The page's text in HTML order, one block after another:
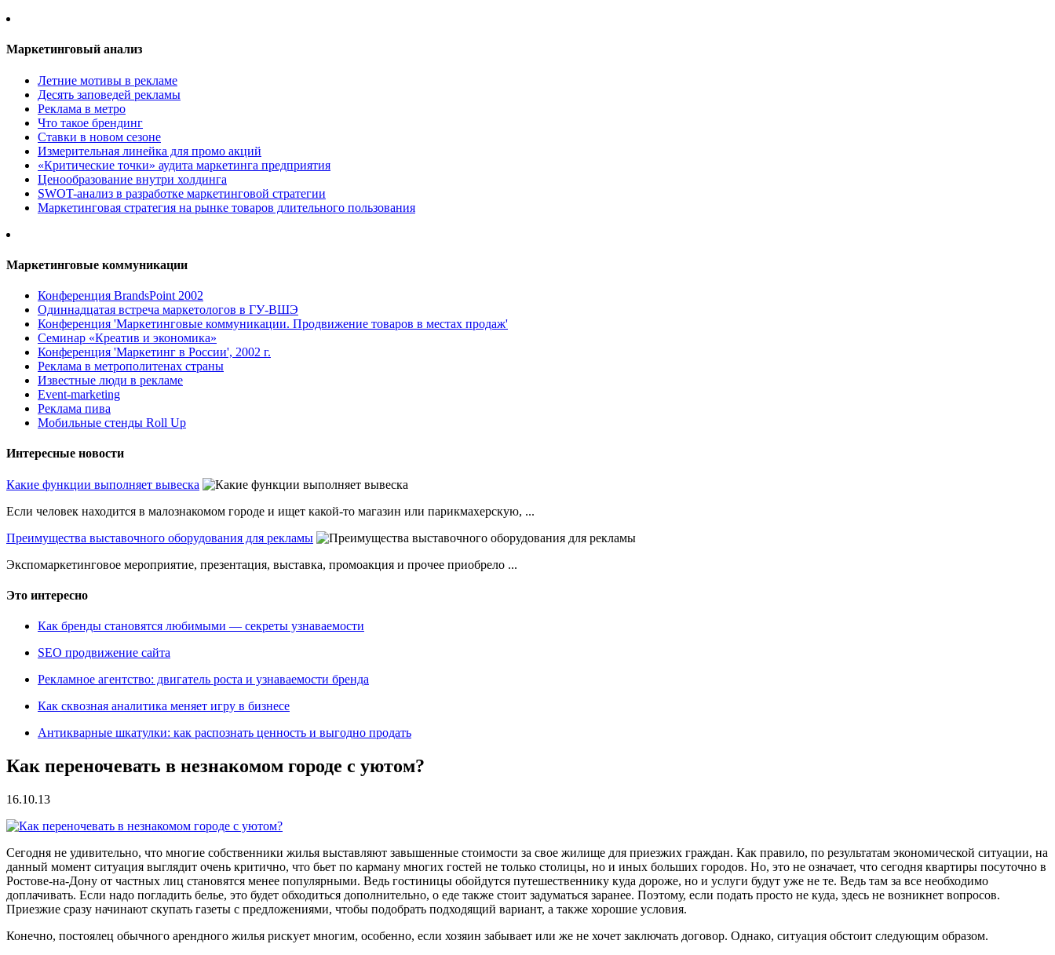
Маркетинговый анализ
Летние мотивы в рекламе
Десять заповедей рекламы
Реклама в метро
Что такое брендинг
Ставки в новом сезоне
Измерительная линейка для промо акций
«Критические точки» аудита маркетинга предприятия
Ценообразование внутри холдинга
SWOT-анализ в разработке маркетинговой стратегии
Маркетинговая стратегия на рынке товаров длительного пользования
Маркетинговые коммуникации
Конференция BrandsPoint 2002
Одиннадцатая встреча маркетологов в ГУ-ВШЭ
Конференция 'Маркетинговые коммуникации. Продвижение товаров в местах продаж'
Семинар «Креатив и экономика»
Конференция 'Маркетинг в России', 2002 г.
Реклама в метрополитенах страны
Известные люди в рекламе
Event-marketing
Реклама пива
Мобильные стенды Roll Up
Интересные новости
Какие функции выполняет вывеска
Если человек находится в малознакомом городе и ищет какой-то магазин или парикмахерскую, ...
Преимущества выставочного оборудования для рекламы
Экспомаркетинговое мероприятие, презентация, выставка, промоакция и прочее приобрело ...
Это интересно
Как бренды становятся любимыми — секреты узнаваемости
SEO продвижение сайта
Рекламное агентство: двигатель роста и узнаваемости бренда
Как сквозная аналитика меняет игру в бизнесе
Антикварные шкатулки: как распознать ценность и выгодно продать
Как переночевать в незнакомом городе с уютом?
16.10.13
Сегодня не удивительно, что многие собственники жилья выставляют завышенные стоимости за свое жилище для приезжих граждан. Как правило, по результатам экономической ситуации, на
данный момент ситуация выглядит очень критично, что бьет по карману многих гостей не только столицы, но и иных больших городов. Но, это не означает, что сегодня квартиры посуточно в
Ростове-на-Дону от частных лиц становятся менее популярными. Ведь гостиницы обойдутся путешественнику куда дороже, но и услуги будут уже не те. Ведь там за все необходимо
доплачивать. Если надо погладить белье, это будет обходиться дополнительно, о еде также стоит задуматься заранее. Поэтому, если подать просто не куда, здесь не возникнет вопросов.
Приезжие сразу начинают скупать газеты с предложениями, чтобы подобрать подходящий вариант, а также хорошие условия.
Конечно, постоялец обычного арендного жилья рискует многим, особенно, если хозяин забывает или же не хочет заключать договор. Однако, ситуация обстоит следующим образом.